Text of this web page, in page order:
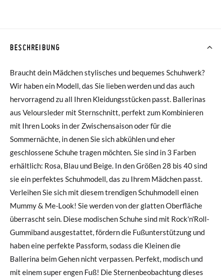
BESCHREIBUNG
Braucht dein Mädchen stylisches und bequemes Schuhwerk?
Wir haben ein Modell, das Sie lieben werden und das auch
hervorragend zu all Ihren Kleidungsstücken passt. Ballerinas
aus Veloursleder mit Sternschnitt, perfekt zum Kombinieren
mit Ihren Looks in der Zwischensaison oder für die
Sommernächte, in denen Sie sich abkühlen und eher
geschlossene Schuhe tragen möchten. Sie sind in 3 Farben
erhältlich: Rosa, Blau und Beige. In den Größen 28 bis 40 sind
sie ein perfektes Schuhmodell, das zu Ihrem Mädchen passt.
Verleihen Sie sich mit diesem trendigen Schuhmodell einen
Mummy & Me-Look! Sie werden von der glatten Oberfläche
überrascht sein. Diese modischen Schuhe sind mit Rock'n'Roll-
Gummiband ausgestattet, fördern die Fußunterstützung und
haben eine perfekte Passform, sodass die Kleinen die
Ballerina beim Gehen nicht verpassen. Perfekt, modisch und
mit einem super engen Fuß! Die Sternenbeobachtung dieses